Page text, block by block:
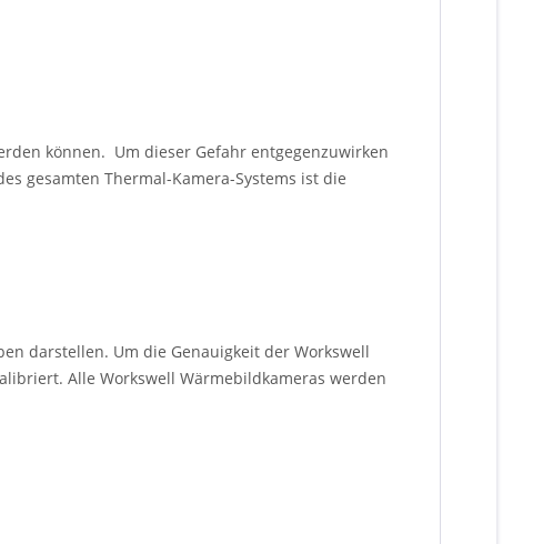
können. Um dieser Gefahr entgegenzuwirken
gesamten Thermal-Kamera-Systems ist die
darstellen. Um die Genauigkeit der Workswell
Alle Workswell Wärmebildkameras werden